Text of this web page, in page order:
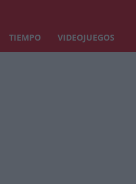
TIEMPO VIDEOJUEGOS